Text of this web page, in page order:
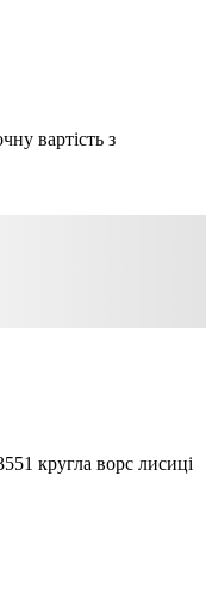
вартість з
кругла ворс лисиці